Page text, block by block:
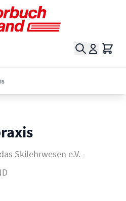
Suche
Skilehrwesen e.V. -